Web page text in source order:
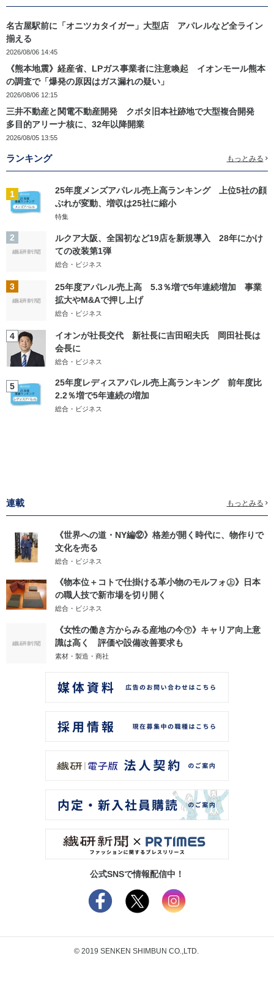
名古屋駅前に「オニツカタイガー」大型店 アパレルなど全ライン
揃える
2026/08/06 14:45
《熊本地震》経産省、LPガス事業者に注意喚起 イオンモール熊本
の調査で「爆発の原因はガス漏れの疑い」
2026/08/06 12:15
三井不動産と関電不動産開発 クボタ旧本社跡地で大型複合開発
多目的アリーナ核に、32年以降開業
2026/08/05 13:55
ランキング もっとみる
1
25年度メンズアパレル売上高ランキング 上位5社の顔
ぶれが変動、増収は25社に縮小
特集
2
ルクア大阪、全国初など19店を新規導入 28年にかけ
ての改装第1弾
総合・ビジネス
3
25年度アパレル売上高 5.3％増で5年連続増加 事業
拡大やM&Aで押し上げ
総合・ビジネス
4
イオンが社長交代 新社長に吉田昭夫氏 岡田社長は
会長に
総合・ビジネス
5
25年度レディスアパレル売上高ランキング 前年度比
2.2％増で5年連続の増加
総合・ビジネス
連載 もっとみる
《世界への道・NY編⑫》格差が開く時代に、物作りで
文化を売る
総合・ビジネス
《物本位＋コトで仕掛ける革小物のモルフォ㊤》日本
の職人技で新市場を切り開く
総合・ビジネス
《女性の働き方からみる産地の今㊦》キャリア向上意
識は高く 評価や設備改善要求も
素材・製造・商社
公式SNSで情報配信中！
© 2019 SENKEN SHIMBUN CO.,LTD.